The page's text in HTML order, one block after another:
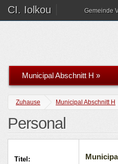
CI. Iolkou Gemeinde
Municipal Abschnitt H »
Zuhause Municipal Abschnitt H
Personal
Titel: